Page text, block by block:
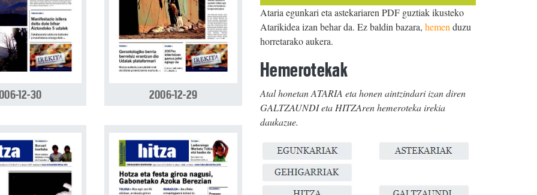
12-30 2006-12-29
Ataria egunkari eta astekariaren PDF guztiak ikusteko
Atarikidea izan behar da. Ez baldin bazara, hemen duzu
horretarako aukera.
Hemerotekak
Atal honetan ATARIA eta honen aintzindari izan diren
GALTZAUNDI eta HITZAren hemeroteka irekia
daukazue.